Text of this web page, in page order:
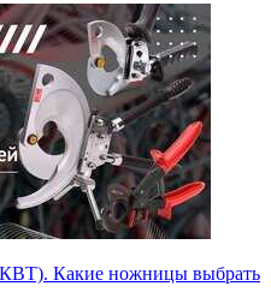
Какие ножницы выбрать